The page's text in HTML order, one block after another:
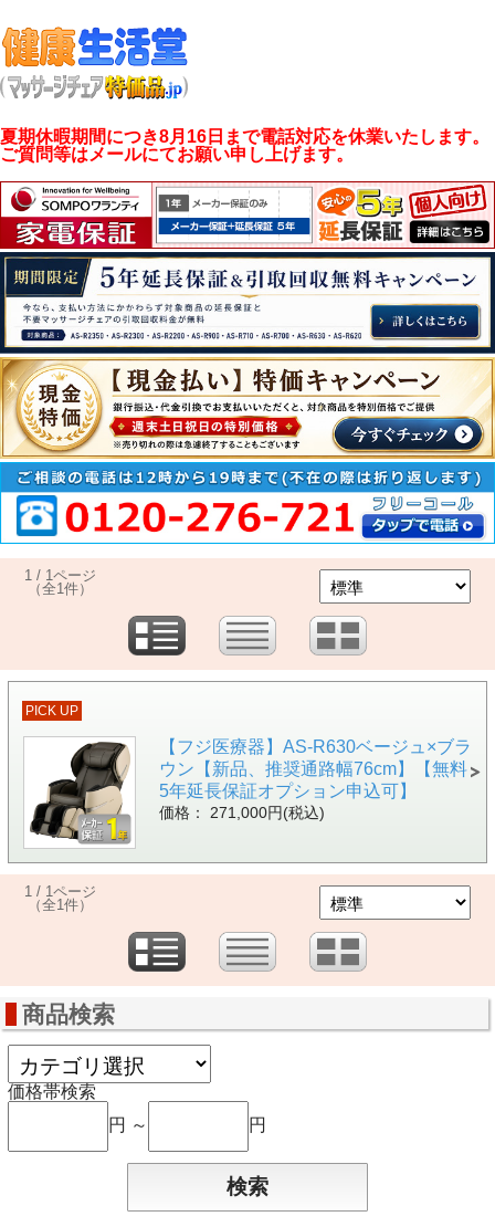
夏期休暇期間につき8月16日まで電話対応を休業いたします。
ご質問等はメールにてお願い申し上げます。
1 / 1ページ
（全1件）
PICK UP
【フジ医療器】AS-R630ベージュ×ブラ
ウン【新品、推奨通路幅76cm】【無料
5年延長保証オプション申込可】
価格： 271,000円(税込)
1 / 1ページ
（全1件）
商品検索
価格帯検索
円 ～
円